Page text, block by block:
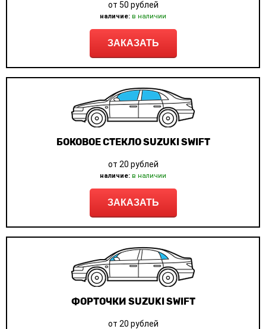
от 50 рублей
наличие: в наличии
ЗАКАЗАТЬ
БОКОВОЕ СТЕКЛО SUZUKI SWIFT
от 20 рублей
наличие: в наличии
ЗАКАЗАТЬ
ФОРТОЧКИ SUZUKI SWIFT
от 20 рублей